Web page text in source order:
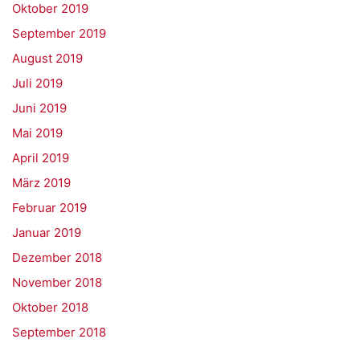
Oktober 2019
September 2019
August 2019
Juli 2019
Juni 2019
Mai 2019
April 2019
März 2019
Februar 2019
Januar 2019
Dezember 2018
November 2018
Oktober 2018
September 2018